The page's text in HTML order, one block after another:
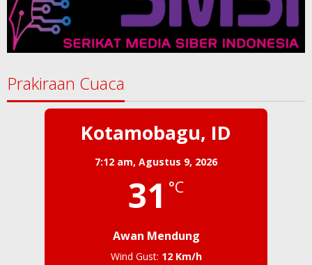
Prakiraan Cuaca
Kotamobagu, ID
7:12 am, Agustus 9, 2026
31 °C
Awan Mendung
Wind Gust: 12 Km/h